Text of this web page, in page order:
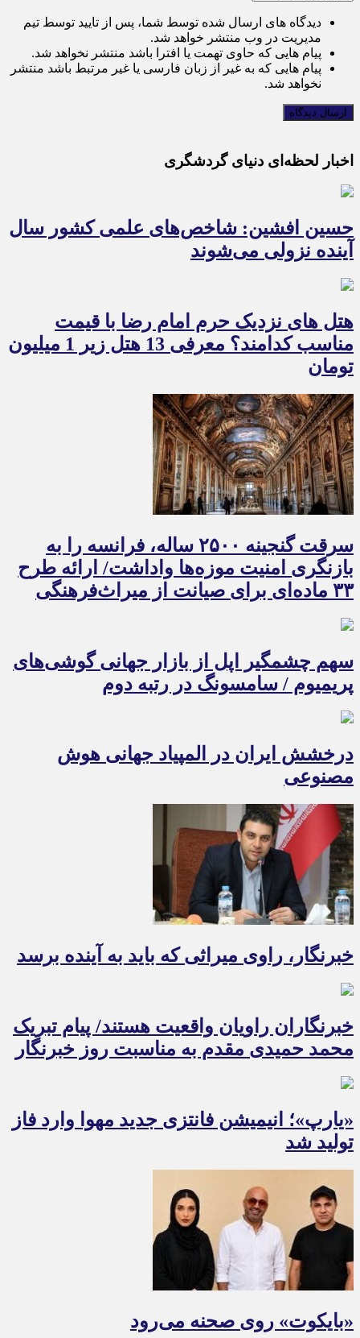
دیدگاه های ارسال شده توسط شما، پس از تایید توسط تیم
مدیریت در وب منتشر خواهد شد.
پیام هایی که حاوی تهمت یا افترا باشد منتشر نخواهد شد.
پیام هایی که به غیر از زبان فارسی یا غیر مرتبط باشد منتشر
نخواهد شد.
اخبار لحظه‌ای دنیای گردشگری
حسین افشین: شاخص‌های علمی کشور سال
آینده نزولی می‌شوند
هتل های نزدیک حرم امام رضا با قیمت
مناسب کدامند؟ معرفی 13 هتل زیر 1 میلیون
تومان
سرقت گنجینه ۲۵۰۰ ساله، فرانسه را به
بازنگری امنیت موزه‌ها واداشت/ ارائه طرح
۳۳ ماده‌ای برای صیانت از میراث‌فرهنگی
سهم چشمگیر اپل از بازار جهانی گوشی‌های
پریمیوم / سامسونگ در رتبه دوم
درخشش ایران در المپیاد جهانی هوش
مصنوعی
خبرنگار، راوی میراثی که باید به آینده برسد
خبرنگاران راویان واقعیت هستند/ پیام تبریک
محمد حمیدی مقدم به مناسبت روز خبرنگار
«یارپ»؛ انیمیشن فانتزی جدید مهوا وارد فاز
تولید شد
«بایکوت» روی صحنه می‌رود